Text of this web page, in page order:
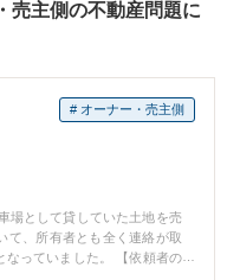
売主側の不動産問題に
# オーナー・売主側
場として貸していた土地を売
て、所有者とも全く連絡が取
なっていました。 【依頼者の